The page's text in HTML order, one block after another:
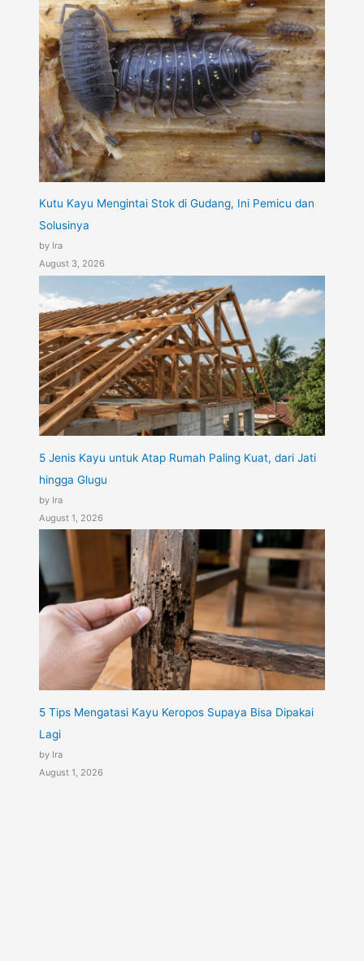
Kutu Kayu Mengintai Stok di Gudang, Ini Pemicu dan
Solusinya
by Ira
August 3, 2026
5 Jenis Kayu untuk Atap Rumah Paling Kuat, dari Jati
hingga Glugu
by Ira
August 1, 2026
5 Tips Mengatasi Kayu Keropos Supaya Bisa Dipakai
Lagi
by Ira
August 1, 2026